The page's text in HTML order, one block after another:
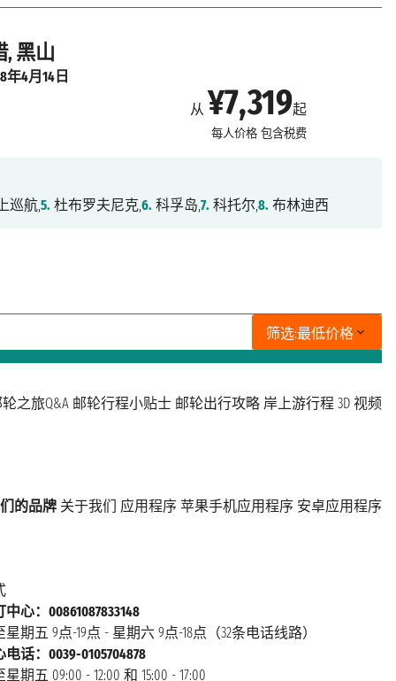
, 黑山
从 ¥7,319起
每人价格 包含税费
年4月14日
巡航,5. 杜布罗夫尼克,6. 科孚岛,7. 科托尔,8. 布林迪西
筛选:最低价格
之旅Q&A 邮轮行程小贴士 邮轮出行攻略 岸上游行程 3D 视频
的品牌 关于我们 应用程序 苹果手机应用程序 安卓应用程序
心：00861087833148
期五 9点-19点 - 星期六 9点-18点（32条电话线路）
话：0039-0105704878
期五 09:00 - 12:00 和 15:00 - 17:00